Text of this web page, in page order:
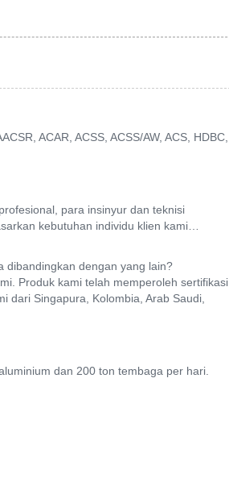
ACAR, ACSS, ACSS/AW, ACS, HDBC,
para insinyur dan teknisi
kebutuhan individu klien kami…
dibandingkan dengan yang lain?
Produk kami telah memperoleh sertifikasi
dari Singapura, Kolombia, Arab Saudi,
dan 200 ton tembaga per hari.